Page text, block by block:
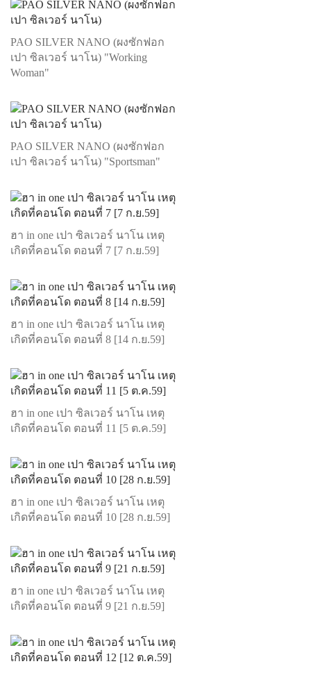
PAO SILVER NANO (ผงซักฟอก
เปา ซิลเวอร์ นาโน) "Working
Woman"
PAO SILVER NANO (ผงซักฟอก
เปา ซิลเวอร์ นาโน) "Sportsman"
ฮา in one เปา ซิลเวอร์ นาโน เหตุ
เกิดที่คอนโด ตอนที่ 7 [7 ก.ย.59]
ฮา in one เปา ซิลเวอร์ นาโน เหตุ
เกิดที่คอนโด ตอนที่ 8 [14 ก.ย.59]
ฮา in one เปา ซิลเวอร์ นาโน เหตุ
เกิดที่คอนโด ตอนที่ 11 [5 ต.ค.59]
ฮา in one เปา ซิลเวอร์ นาโน เหตุ
เกิดที่คอนโด ตอนที่ 10 [28 ก.ย.59]
ฮา in one เปา ซิลเวอร์ นาโน เหตุ
เกิดที่คอนโด ตอนที่ 9 [21 ก.ย.59]